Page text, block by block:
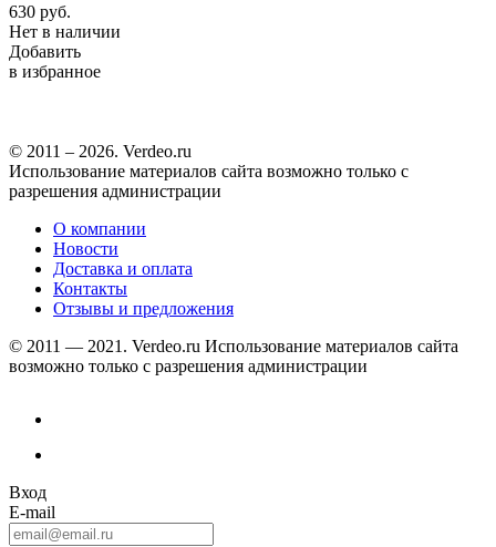
630 руб.
Нет в наличии
Добавить
в избранное
© 2011 – 2026. Verdeo.ru
Использование материалов сайта возможно только с
разрешения администрации
О компании
Новости
Доставка и оплата
Контакты
Отзывы и предложения
© 2011 — 2021. Verdeo.ru Использование материалов сайта
возможно только с разрешения администрации
Вход
E-mail